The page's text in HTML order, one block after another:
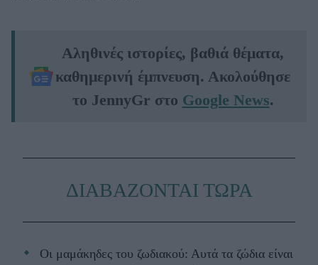
Αληθινές ιστορίες, βαθιά θέματα,
καθημερινή έμπνευση. Ακολούθησε
το JennyGr στο Google News.
ΔΙΑΒΑΖΟΝΤΑΙ ΤΩΡΑ
Οι μαμάκηδες του ζωδιακού: Αυτά τα ζώδια είναι